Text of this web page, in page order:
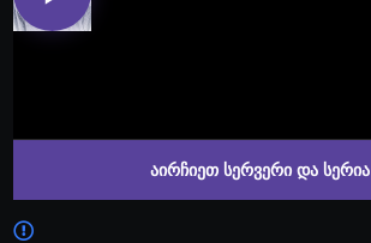
აირჩიეთ სერვერი და სერია